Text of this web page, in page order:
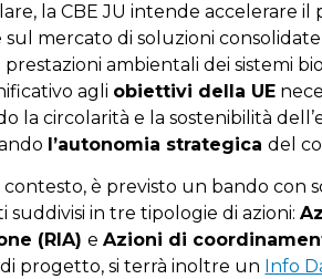
la CBE JU intende accelerare
sul mercato di soluzioni
ambientali dei sistemi
agli obiettivi della UE
la circolarità e la sostenibilità
l’autonomia strategicadel
contesto, è previsto un bando con
suddivisi in tre tipologie di azioni:
(RIA)eAzioni di
progetto, si terrà inoltre un Info